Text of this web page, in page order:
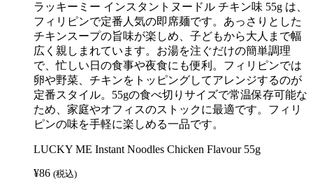
フ
ン
ラ
ー
ジ
400g
【TIFFANY】
個
ラッキーミー インスタントヌードル チキン味 55g は、
フィリピンで定番人気の即席麺です。あっさりとした
チキンスープの旨味が楽しめ、子どもから大人まで幅
広く親しまれています。お湯を注ぐだけの簡単調理
で、忙しい日の食事や夜食にも便利。フィリピンでは
卵や野菜、チキンをトッピングしてアレンジするのが
定番スタイル。55gの食べ切りサイズで常温保存可能な
ため、家庭やオフィスのストックに最適です。フィリ
ピンの味を手軽に楽しめる一品です。
LUCKY ME Instant Noodles Chicken Flavour 55g
¥86 (税込)